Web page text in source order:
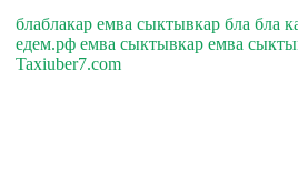
блаблакар емва сыктывкар бла бла
едем.рф емва сыктывкар емва
Taxiuber7.com